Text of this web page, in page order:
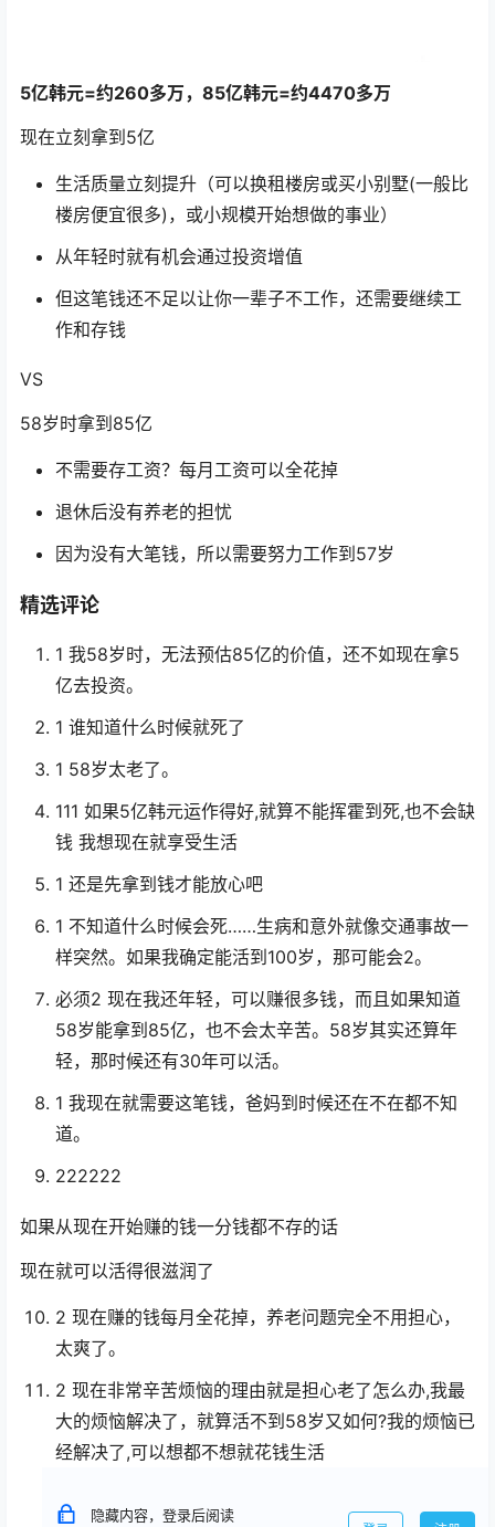
5亿韩元=约260多万，85亿韩元=约4470多万
现在立刻拿到5亿
生活质量立刻提升（可以换租楼房或买小别墅(一般比
楼房便宜很多)，或小规模开始想做的事业）
从年轻时就有机会通过投资增值
但这笔钱还不足以让你一辈子不工作，还需要继续工
作和存钱
VS
58岁时拿到85亿
不需要存工资？每月工资可以全花掉
退休后没有养老的担忧
因为没有大笔钱，所以需要努力工作到57岁
精选评论
1 我58岁时，无法预估85亿的价值，还不如现在拿5
亿去投资。
1 谁知道什么时候就死了
1 58岁太老了。
111 如果5亿韩元运作得好,就算不能挥霍到死,也不会缺
钱 我想现在就享受生活
1 还是先拿到钱才能放心吧
1 不知道什么时候会死……生病和意外就像交通事故一
样突然。如果我确定能活到100岁，那可能会2。
必须2 现在我还年轻，可以赚很多钱，而且如果知道
58岁能拿到85亿，也不会太辛苦。58岁其实还算年
轻，那时候还有30年可以活。
1 我现在就需要这笔钱，爸妈到时候还在不在都不知
道。
222222
如果从现在开始赚的钱一分钱都不存的话
现在就可以活得很滋润了
2 现在赚的钱每月全花掉，养老问题完全不用担心，
太爽了。
2 现在非常辛苦烦恼的理由就是担心老了怎么办,我最
大的烦恼解决了，就算活不到58岁又如何?我的烦恼已
经解决了,可以想都不想就花钱生活
隐藏内容，登录后阅读